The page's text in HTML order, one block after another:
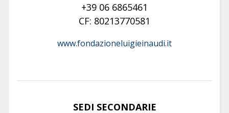
+39 06 6865461
CF: 80213770581
www.fondazioneluigieinaudi.it
SEDI SECONDARIE